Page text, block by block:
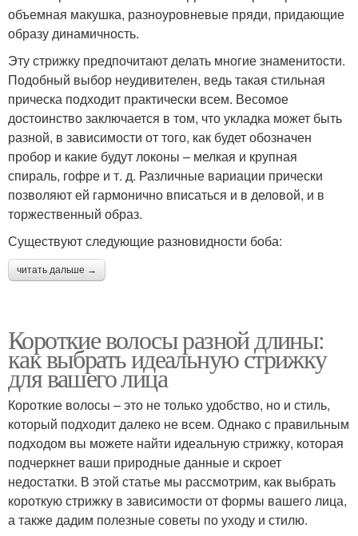
объемная макушка, разноуровневые пряди, придающие
образу динамичность.
Эту стрижку предпочитают делать многие знаменитости.
Подобный выбор неудивителен, ведь такая стильная
прическа подходит практически всем. Весомое
достоинство заключается в том, что укладка может быть
разной, в зависимости от того, как будет обозначен
пробор и какие будут локоны – мелкая и крупная
спираль, гофре и т. д. Различные вариации прически
позволяют ей гармонично вписаться и в деловой, и в
торжественный образ.
Существуют следующие разновидности боба:
читать дальше →
Короткие волосы разной длины:
как выбрать идеальную стрижку
для вашего лица
Короткие волосы – это не только удобство, но и стиль,
который подходит далеко не всем. Однако с правильным
подходом вы можете найти идеальную стрижку, которая
подчеркнет ваши природные данные и скроет
недостатки. В этой статье мы рассмотрим, как выбрать
короткую стрижку в зависимости от формы вашего лица,
а также дадим полезные советы по уходу и стилю.